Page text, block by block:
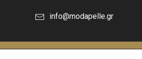
info@modapelle.gr